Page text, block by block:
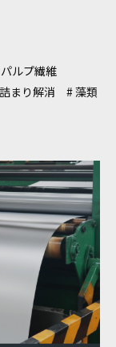
パルプ繊維
まり解消
藻類